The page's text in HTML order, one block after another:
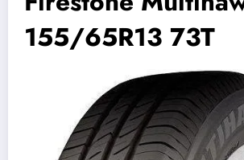
155/65R13 73T